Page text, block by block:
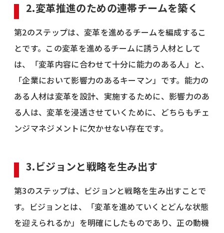
2.変革推進のための連帯チームを築く
第2のステップは、変革を進めるチームを編成するこ
とです。この変革を進めるチームに誘う人材として
は、「変革内容に合わせて十分に能力のある人」と、
「企業において影響力のあるキーマン」です。能力の
ある人材は変革を設計、実施するために、影響力のあ
る人は、変革を浸透させていくために、どちらもチェ
ンジマネジメントに欠かせない存在です。
3.ビジョンと戦略を生み出す
第3のステップは、ビジョンと戦略を生み出すことで
す。ビジョンとは、「変革を進めていくとどんな状態
を迎えられるか」を明確にしたものであり、正の動機